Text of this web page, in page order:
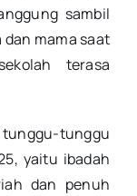
sambil
mama saat
terasa
tunggu-tunggu
yaitu ibadah
dan penuh